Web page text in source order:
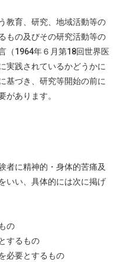
教育、研究、地域活動等の
もの及びその研究活動等の
（1964年６月第18回世界医
実践されているかどうかに
基づき、研究等開始の前に
があります。
者に精神的・身体的苦痛及
いい、具体的には次に掲げ
の
するもの
必要とするもの